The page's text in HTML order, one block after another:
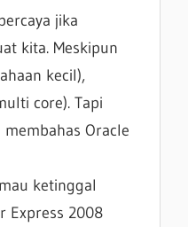
jika
kita. Meskipun
kecil),
core). Tapi
Oracle
ketinggal
Express 2008